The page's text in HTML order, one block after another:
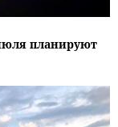
планируют